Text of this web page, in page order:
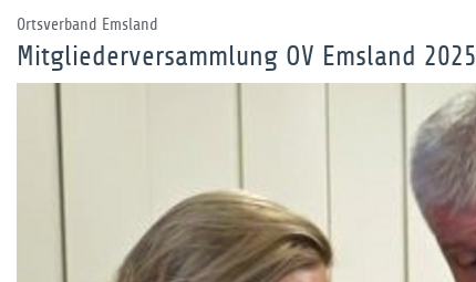
Ortsverband Emsland
Mitgliederversammlung OV Emsland 2025